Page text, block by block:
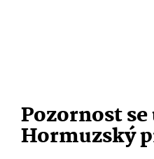
Pozornost
Hormuzský